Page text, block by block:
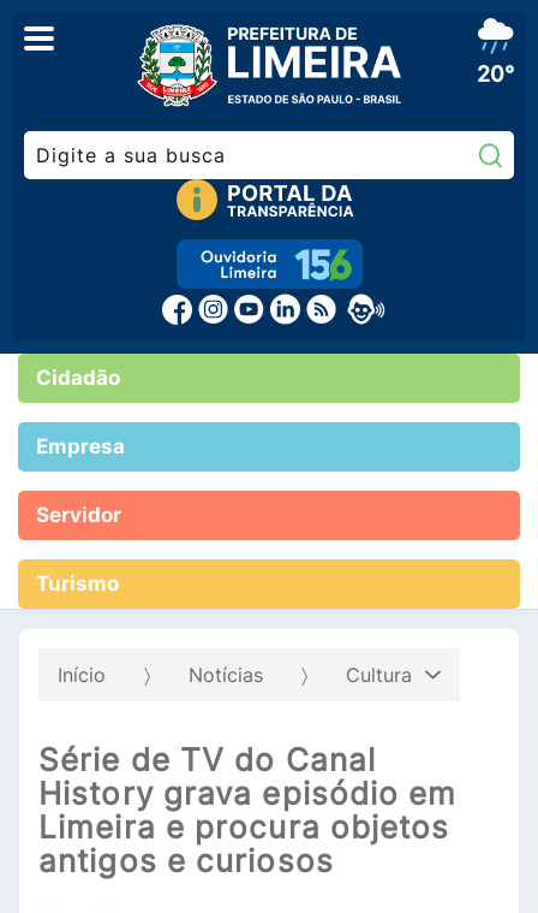
20°
Cidadão
Empresa
Servidor
Turismo
Início Notícias Cultura
Série de TV do Canal
History grava episódio em
Limeira e procura objetos
antigos e curiosos